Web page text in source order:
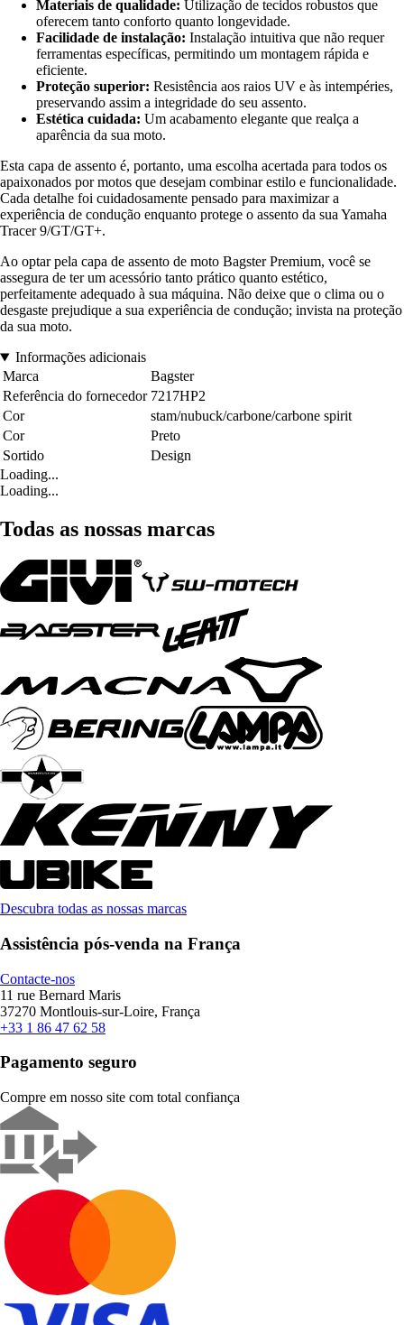
Materiais de qualidade: Utilização de tecidos robustos que
oferecem tanto conforto quanto longevidade.
Facilidade de instalação: Instalação intuitiva que não requer
ferramentas específicas, permitindo um montagem rápida e
eficiente.
Proteção superior: Resistência aos raios UV e às intempéries,
preservando assim a integridade do seu assento.
Estética cuidada: Um acabamento elegante que realça a
aparência da sua moto.
Esta capa de assento é, portanto, uma escolha acertada para todos os
apaixonados por motos que desejam combinar estilo e funcionalidade.
Cada detalhe foi cuidadosamente pensado para maximizar a
experiência de condução enquanto protege o assento da sua Yamaha
Tracer 9/GT/GT+.
Ao optar pela capa de assento de moto Bagster Premium, você se
assegura de ter um acessório tanto prático quanto estético,
perfeitamente adequado à sua máquina. Não deixe que o clima ou o
desgaste prejudique a sua experiência de condução; invista na proteção
da sua moto.
Informações adicionais
Marca
Bagster
Referência do fornecedor 7217HP2
Cor
stam/nubuck/carbone/carbone spirit
Cor
Preto
Sortido
Design
Loading...
Loading...
Todas as nossas marcas
Descubra todas as nossas marcas
Assistência pós-venda na França
Contacte-nos
11 rue Bernard Maris
37270 Montlouis-sur-Loire, França
+33 1 86 47 62 58
Pagamento seguro
Compre em nosso site com total confiança